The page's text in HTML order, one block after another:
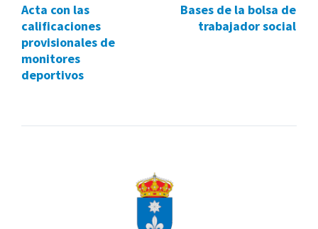
Acta con las
calificaciones
provisionales de
monitores
deportivos
Bases de la bolsa de
trabajador social